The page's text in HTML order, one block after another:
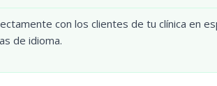
con los clientes de tu clínica en
de idioma.